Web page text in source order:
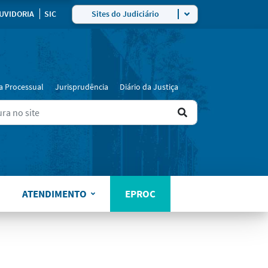
SIC Sites do Judiciário
Processual Jurisprudência Diário da Justiça
Ir
resultado
ATENDIMENTO EPROC